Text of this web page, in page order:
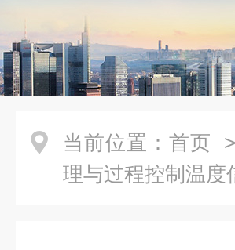
当前位置： 首页
理与过程控制温度